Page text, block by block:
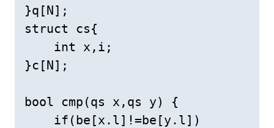
}q[N];
struct cs{
    int x,i;
}c[N];
bool cmp(qs x,qs y) {
    if(be[x.l]!=be[y.l])